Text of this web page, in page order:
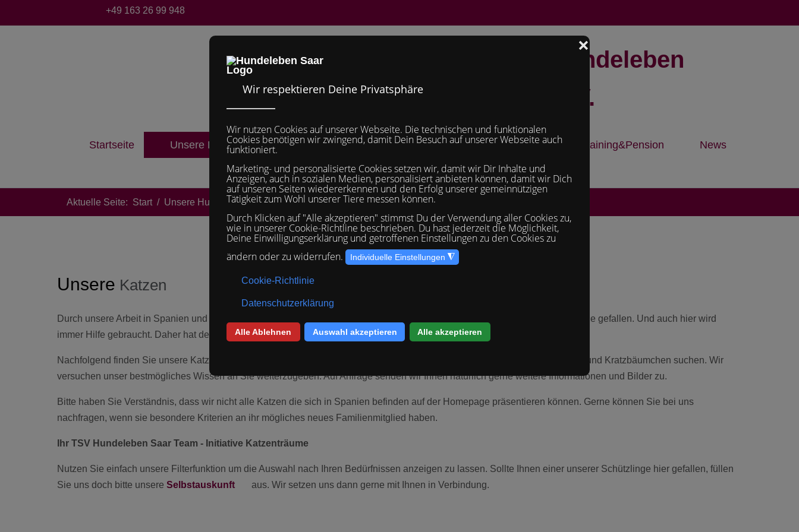
+49 163 26 99 948
TSV Hundeleben
Saar e.V.
Startseite Unsere Hunde und Katzen Mitmachen Hilfe und Kontakt Training&Pension News
Unvergessen
Aktuelle Seite: Start Unsere Hunde und Katzen Vermittlung Katzen
Unsere Katzen
Durch unsere Arbeit in Spanien und die Besuche vor Ort, ist uns auch das Katzenhaus neben unserem Casas Tierheim ins Auge gefallen. Und auch hier wird
immer Hilfe gebraucht. Daher hat der TSV Hundeleben Saar dieInitiative Katzenträume ins Leben gerufen!
Nachfolgend finden Sie unsere Katzen, Kater und Kitten die sowohl von Deutschland als auch von Spanien aus ihre Familien und Kratzbäumchen suchen. Wir
versuchen unser bestmögliches Wissen an Sie weiterzugeben. Auf Anfrage senden wir Ihnen natürlich gerne weitere Informationen und Bilder zu.
Bitte haben Sie Verständnis, dass wir nicht alle Katzen die sich in Spanien befinden auf der Homepage präsentieren können. Gerne können Sie bei uns
nachfragen, wenn sie besondere Kriterien an ihr mögliches neues Familienmitglied haben.
Ihr TSV Hundeleben Saar Team - Initiative Katzenträume
Nutzen Sie einfach unsere Filterfunktion um die Auswahl nach Ihren Bedürfnissen anzeigen zu lassen. Sollte Ihnen einer unserer Schützlinge hier gefallen, füllen
Sie uns doch bitte unsere Selbstauskunft aus. Wir setzen uns dann gerne mit Ihnen in Verbindung.